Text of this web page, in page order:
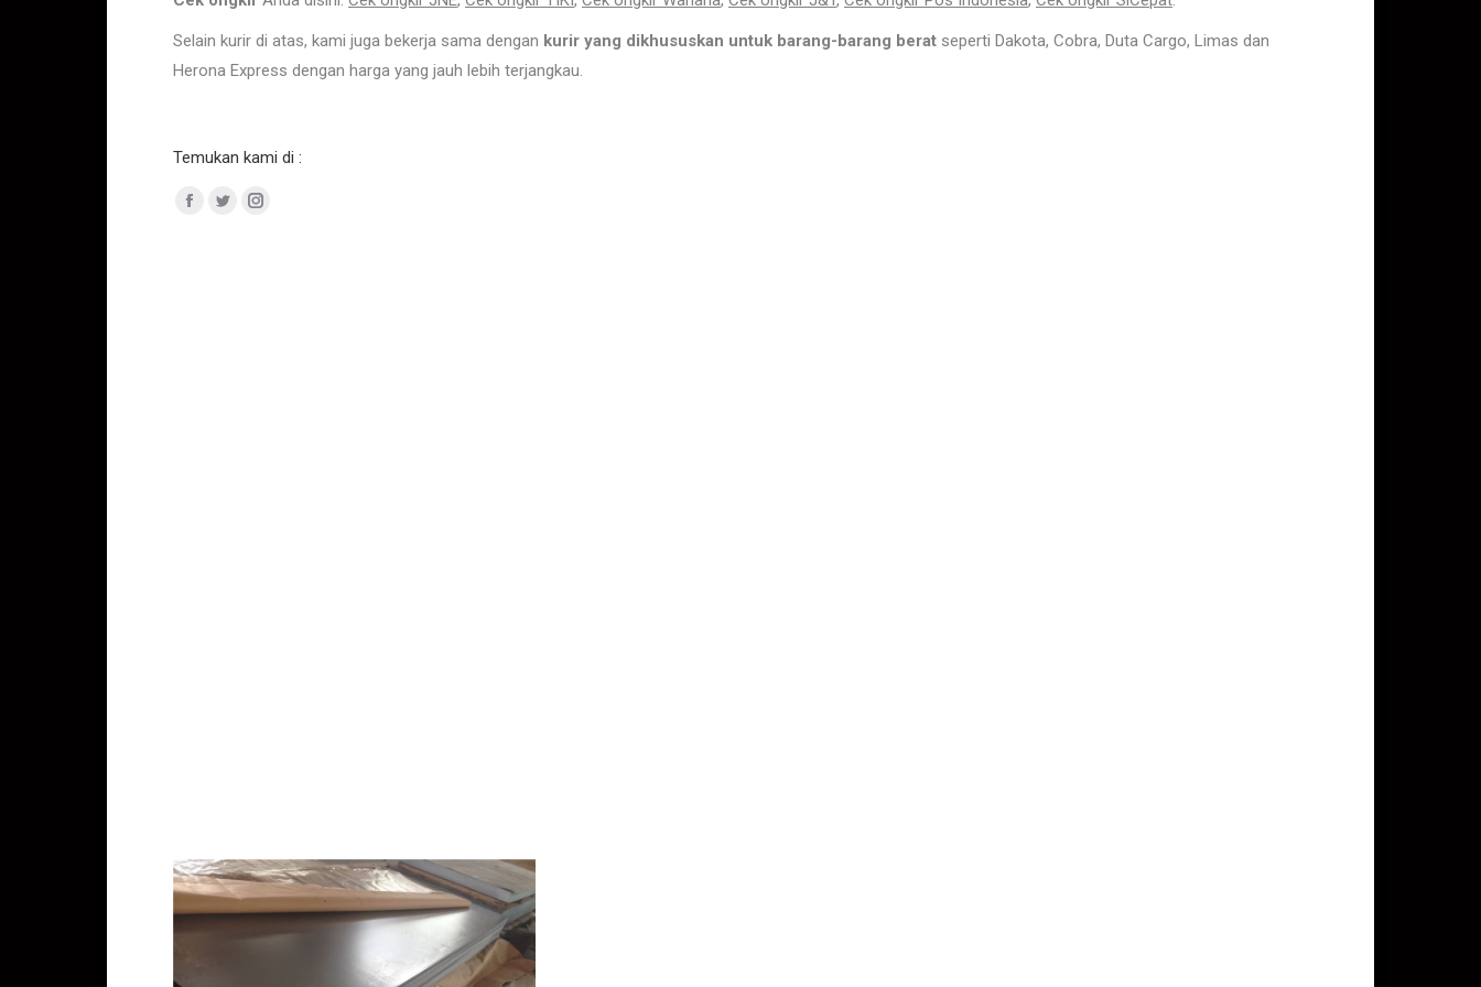
Selain kurir di atas, kami juga bekerja sama dengan kurir yang dikhususkan untuk barang-barang berat seperti Dakota, Cobra, Duta Cargo, Limas dan
Herona Express dengan harga yang jauh lebih terjangkau.
Temukan kami di :
Facebook
TwitterInstagram